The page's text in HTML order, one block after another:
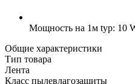
Мощность на 1м typ: 10
Общие характеристики
Тип товара
Лента
Класс пылевлагозащиты